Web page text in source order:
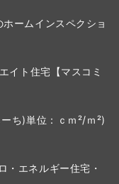
ームインスペクショ
イト住宅【マスコミ
ち)単位：ｃｍ²/ｍ²)
・エネルギー住宅・